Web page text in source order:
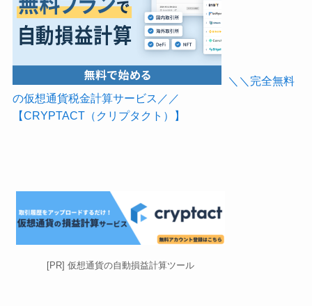
＼＼完全無料
の仮想通貨税金計算サービス／／
【CRYPTACT（クリプタクト）】
[PR] 仮想通貨の自動損益計算ツール